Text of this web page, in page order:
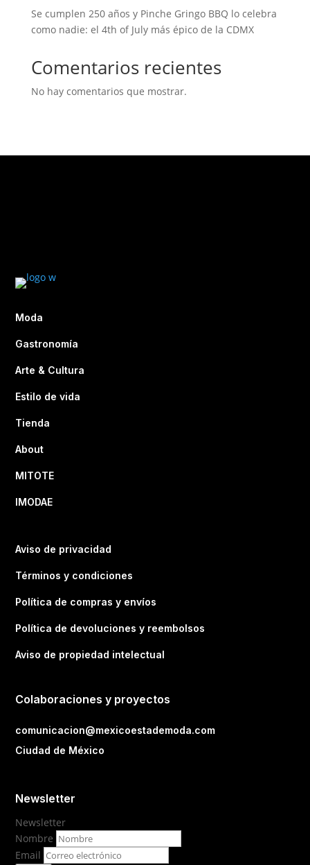
Se cumplen 250 años y Pinche Gringo BBQ lo celebra
como nadie: el 4th of July más épico de la CDMX
Comentarios recientes
No hay comentarios que mostrar.
Moda
Gastronomía
Arte & Cultura
Estilo de vida
Tienda
About
MITOTE
IMODAE
Aviso de privacidad
Términos y condiciones
Política de compras y envíos
Política de devoluciones y reembolsos
Aviso de propiedad intelectual
Colaboraciones y proyectos
comunicacion@mexicoestademoda.com
Ciudad de México
Newsletter
Newsletter
Nombre
Email